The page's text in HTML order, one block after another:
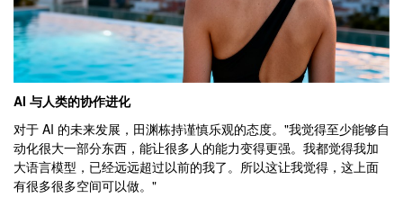
AI 与人类的协作进化
对于 AI 的未来发展，田渊栋持谨慎乐观的态度。"我觉得至少能够自
动化很大一部分东西，能让很多人的能力变得更强。我都觉得我加
大语言模型，已经远远超过以前的我了。所以这让我觉得，这上面
有很多很多空间可以做。"